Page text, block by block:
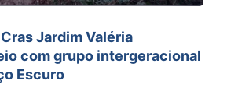
Jardim Valéria
com grupo intergeracional
Escuro